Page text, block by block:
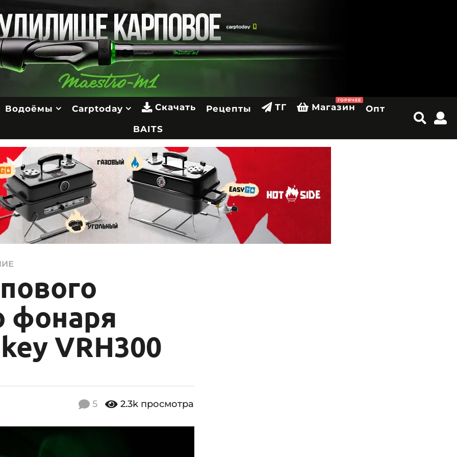
Водоёмы Carptoday Скачать Рецепты ТГ Магазин
ГОРЯЧЕЕ
Опт
BAITS
фонаря
VRH300
5 2.3k просмотра